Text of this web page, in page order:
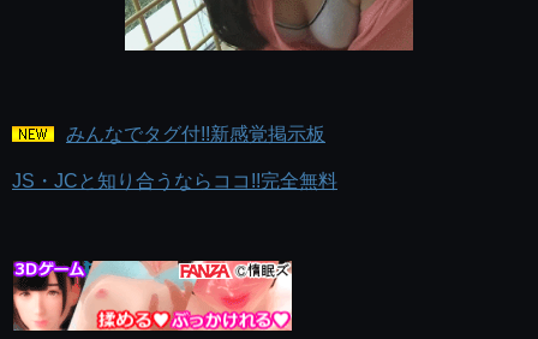
みんなでタグ付!!新感覚掲示板
JS・JCと知り合うならココ!!完全無料